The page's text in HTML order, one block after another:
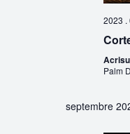
2023 .
Palm
septembre